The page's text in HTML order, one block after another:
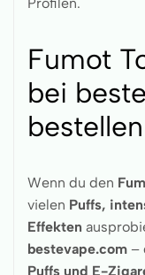
Fumot
bei
bestellen
Wenn du den
vielen Puffs,
Effekten
bestevape.com –
Puffs und E-